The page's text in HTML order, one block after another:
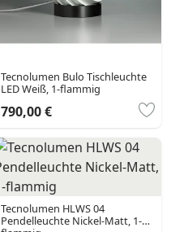
Tecnolumen Bulo Tischleuchte
LED Weiß, 1-flammig
790,00 €
Tecnolumen HLWS 04
Pendelleuchte Nickel-Matt, 1-